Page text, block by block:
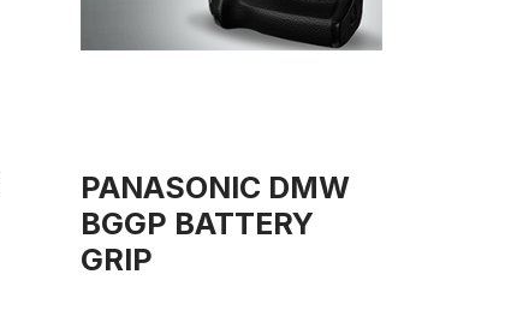
PANASONIC DMW
BGGP BATTERY
GRIP